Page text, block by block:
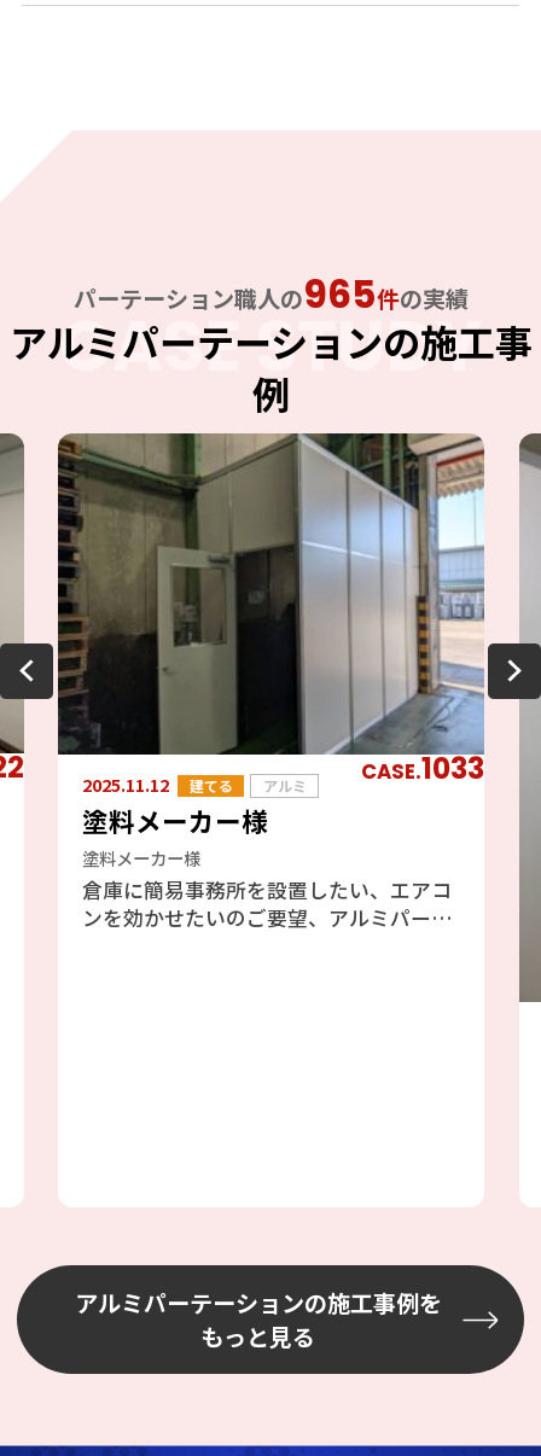
CASE STUDY
パーテーション職人の965件の実績
アルミパーテーションの施工事
例
CASE.1033
2025.11.12 建てる アルミ
塗料メーカー様
塗料メーカー様
倉庫に簡易事務所を設置したい、エアコ
ンを効かせたいのご要望、アルミパーテ
アルミパーテーションの施工事例を
もっと見る